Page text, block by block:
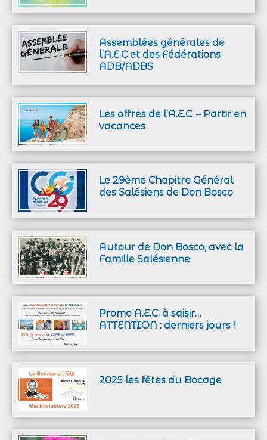
Assemblées générales de
l’A.E.C et des Fédérations
ADB/ADBS
Les offres de l’A.E.C. – Partir en
vacances
Le 29ème Chapitre Général
des Salésiens de Don Bosco
Autour de Don Bosco, avec la
Famille Salésienne
Promo A.E.C. à saisir…
ATTENTION : derniers jours !
2025 les fêtes du Bocage